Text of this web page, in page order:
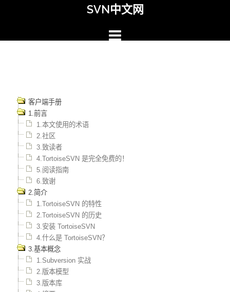
SVN中文网
客户端手册
1.前言
1.本文使用的术语
2.社区
3.致读者
4.TortoiseSVN 是完全免费的！
5.阅读指南
6.致谢
2.简介
1.TortoiseSVN 的特性
2.TortoiseSVN 的历史
3.安装 TortoiseSVN
4.什么是 TortoiseSVN？
3.基本概念
1.Subversion 实战
2.版本模型
3.版本库